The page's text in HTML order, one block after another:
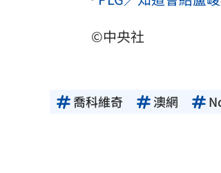
©中央社
喬科維奇 澳網